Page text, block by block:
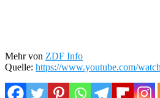
Mehr von ZDF Info
Quelle: https://www.youtube.com/